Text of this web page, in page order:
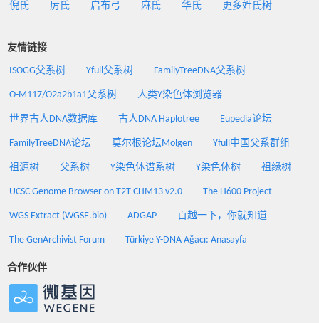
倪氏 厉氏 启布弓 麻氏 华氏 更多姓氏树
友情链接
ISOGG父系树 Yfull父系树 FamilyTreeDNA父系树
O-M117/O2a2b1a1父系树 人类Y染色体浏览器
世界古人DNA数据库 古人DNA Haplotree Eupedia论坛
FamilyTreeDNA论坛 莫尔根论坛Molgen Yfull中国父系群组
祖源树 父系树 Y染色体谱系树 Y染色体树 祖缘树
UCSC Genome Browser on T2T-CHM13 v2.0 The H600 Project
WGS Extract (WGSE.bio) ADGAP 百越一下，你就知道
The GenArchivist Forum Türkiye Y-DNA Ağacı: Anasayfa
合作伙伴